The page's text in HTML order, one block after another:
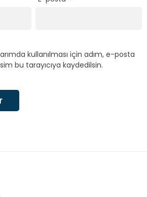
kullanılması için adım, e-posta
bu tarayıcıya kaydedilsin.